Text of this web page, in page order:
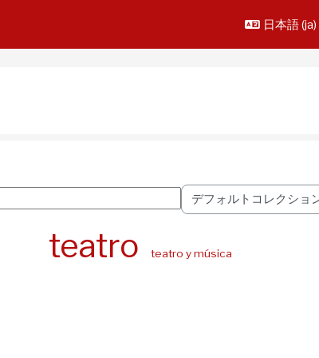
日本語 ‎(ja)‎
タグコレクションを選択
teatro teatro y música